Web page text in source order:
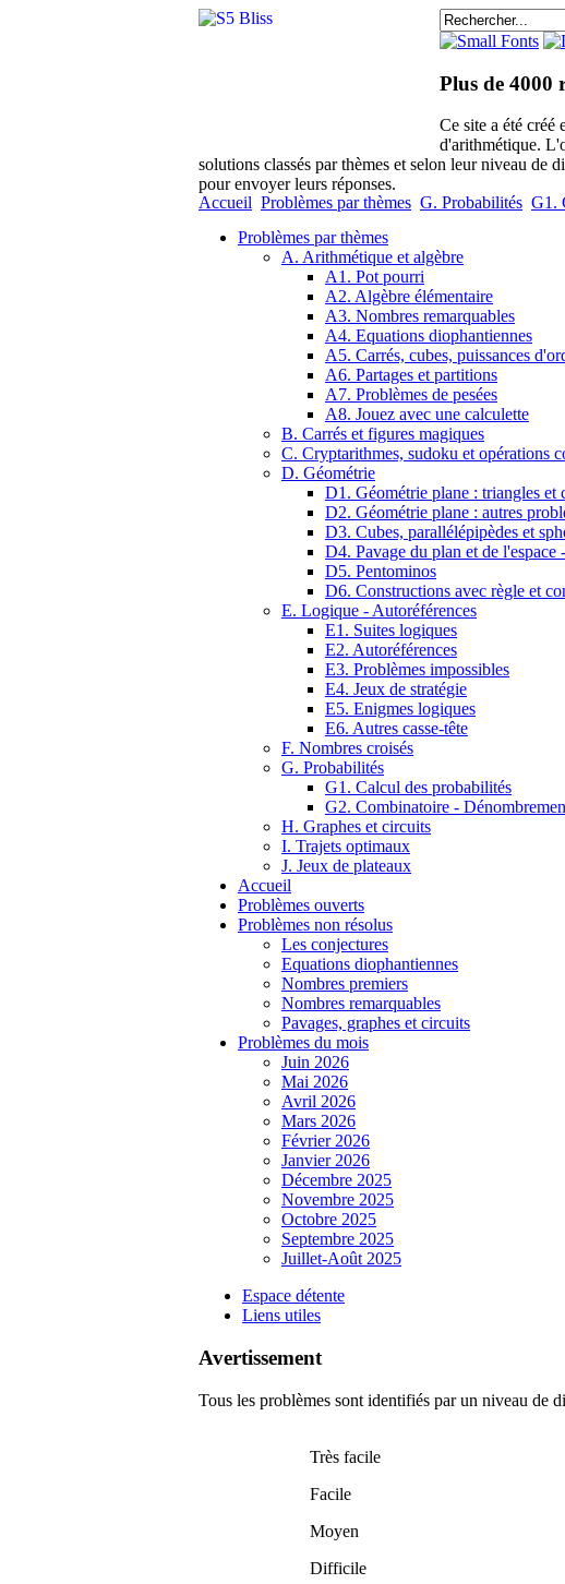
Plus de 4000
Ce site a été
d'arithmétique.
solutions classés par thèmes et selon leur niveau de
pour envoyer leurs réponses.
Accueil Problèmes par thèmes G. Probabilités G1.
Problèmes par thèmes
A. Arithmétique et algèbre
A1. Pot pourri
A2. Algèbre élémentaire
A3. Nombres remarquables
A4. Equations diophantiennes
A5. Carrés, cubes, puissances
A6. Partages et partitions
A7. Problèmes de pesées
A8. Jouez avec une calculette
B. Carrés et figures magiques
C. Cryptarithmes, sudoku et opérations
D. Géométrie
D1. Géométrie plane : triangles et
D2. Géométrie plane : autres
D3. Cubes, parallélépipèdes et
D4. Pavage du plan et de l'espace
D5. Pentominos
D6. Constructions avec règle et
E. Logique - Autoréférences
E1. Suites logiques
E2. Autoréférences
E3. Problèmes impossibles
E4. Jeux de stratégie
E5. Enigmes logiques
E6. Autres casse-tête
F. Nombres croisés
G. Probabilités
G1. Calcul des probabilités
G2. Combinatoire -
H. Graphes et circuits
I. Trajets optimaux
J. Jeux de plateaux
Accueil
Problèmes ouverts
Problèmes non résolus
Les conjectures
Equations diophantiennes
Nombres premiers
Nombres remarquables
Pavages, graphes et circuits
Problèmes du mois
Juin 2026
Mai 2026
Avril 2026
Mars 2026
Février 2026
Janvier 2026
Décembre 2025
Novembre 2025
Octobre 2025
Septembre 2025
Juillet-Août 2025
Espace détente
Liens utiles
Avertissement
Tous les problèmes sont identifiés par un niveau de
Très facile
Facile
Moyen
Difficile